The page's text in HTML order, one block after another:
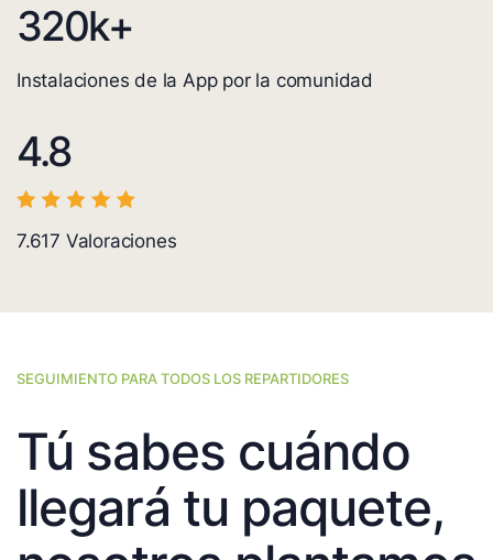
320k+
Instalaciones de la App por la comunidad
4.8
7.617 Valoraciones
SEGUIMIENTO PARA TODOS LOS REPARTIDORES
Tú sabes cuándo
llegará tu paquete,